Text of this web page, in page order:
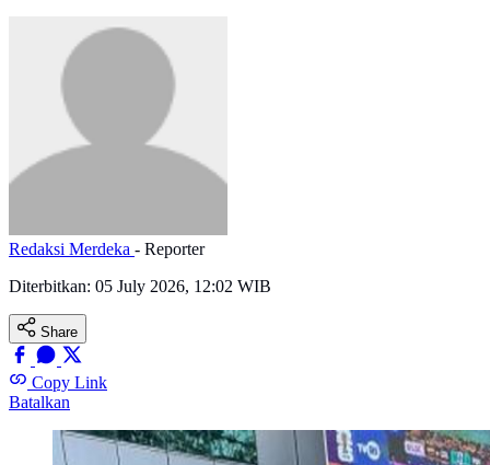
Redaksi Merdeka - Reporter
Diterbitkan: 05 July 2026, 12:02 WIB
Share
Copy Link
Batalkan